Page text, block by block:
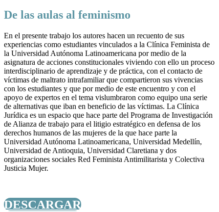
De las aulas al feminismo
En el presente trabajo los autores hacen un recuento de sus
experiencias como estudiantes vinculados a la Clínica Feminista de
la Universidad Autónoma Latinoamericana por medio de la
asignatura de acciones constitucionales viviendo con ello un proceso
interdisciplinario de aprendizaje y de práctica, con el contacto de
víctimas de maltrato intrafamiliar que compartieron sus vivencias
con los estudiantes y que por medio de este encuentro y con el
apoyo de expertos en el tema vislumbraron como equipo una serie
de alternativas que iban en beneficio de las víctimas. La Clínica
Jurídica es un espacio que hace parte del Programa de Investigación
de Alianza de trabajo para el litigio estratégico en defensa de los
derechos humanos de las mujeres de la que hace parte la
Universidad Autónoma Latinoamericana, Universidad Medellín,
Universidad de Antioquia, Universidad Claretiana y dos
organizaciones sociales Red Feminista Antimilitarista y Colectiva
Justicia Mujer.
DESCARGAR